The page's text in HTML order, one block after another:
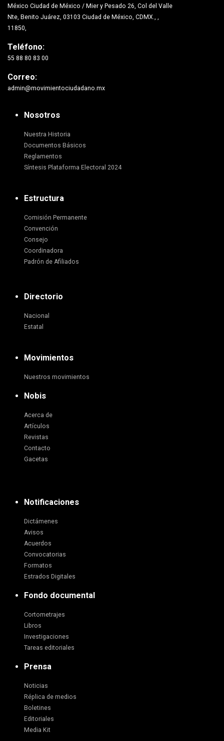
México Ciudad de México / Mier y Pesado 26, Col del Valle
Nte, Benito Juárez, 03103 Ciudad de México, CDMX., ,
11850,
Teléfono:
55 88 80 83 00
Correo:
admin@movimientociudadano.mx
Nosotros
Nuestra Historia
Documentos Básicos
Reglamentos
Síntesis Plataforma Electoral 2024
Estructura
Comisión Permanente
Convención
Consejo
Coordinadora
Padrón de Afiliados
Directorio
Nacional
Estatal
Movimientos
Nuestros movimientos
Nobis
Acerca de
Artículos
Revistas
Contacto
Gacetas
Notificaciones
Dictámenes
Avisos
Acuerdos
Convocatorias
Formatos
Estrados Digitales
Fondo documental
Cortometrajes
Libros
Investigaciones
Tareas editoriales
Prensa
Noticias
Réplica de medios
Boletines
Editoriales
Media Kit